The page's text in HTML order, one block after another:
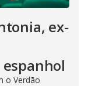
ex-
o Verdão